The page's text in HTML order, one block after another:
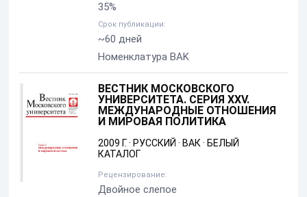
35%
Срок публикации:
~60 дней
Номенклатура BAK
ВЕСТНИК МОСКОВСКОГО
УНИВЕРСИТЕТА. СЕРИЯ XXV.
МЕЖДУНАРОДНЫЕ ОТНОШЕНИЯ
И МИРОВАЯ ПОЛИТИКА
2009 Г.· РУССКИЙ · ВАК· БЕЛЫЙ
КАТАЛОГ
Рецензирование:
Двойное слепое